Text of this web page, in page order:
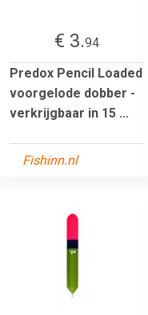
€ 3.94
Predox Pencil Loaded
voorgelode dobber -
verkrijgbaar in 15 ...
Fishinn.nl